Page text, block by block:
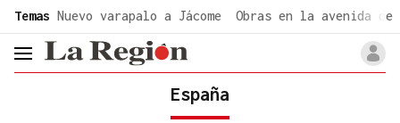
Temas Nuevo varapalo a Jácome Obras en la avenida de
header.menu.open
España